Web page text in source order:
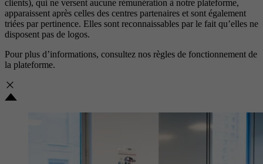
clients), qui ne versent aucune rémunération à notre plateforme,
apparaissent après celles des centres partenaires et sont également
triées par pertinence. Elles sont reconnaissables par le fait qu’elles ne
disposent pas de logos.
Pour plus d’informations, consultez nos règles de fonctionnement de
la plateforme.